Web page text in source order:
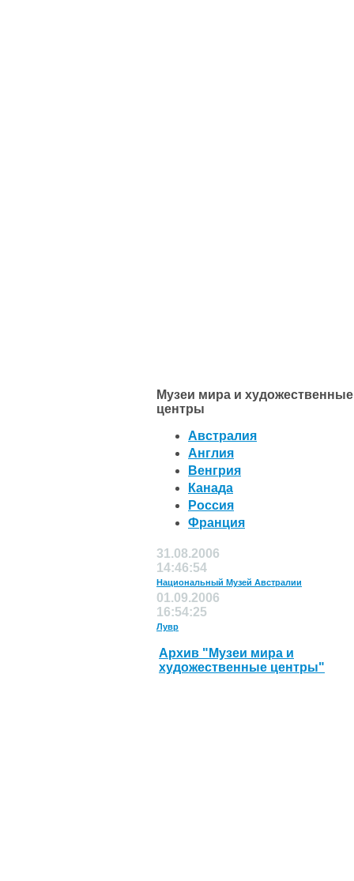
Музеи мира и художественные
центры
Австралия
Англия
Венгрия
Канада
Россия
Франция
31.08.2006
14:46:54
Национальный Музей Австралии
01.09.2006
16:54:25
Лувр
Архив "Музеи мира и
художественные центры"